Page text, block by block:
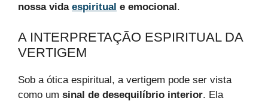
nossa vida espiritual e emocional .
A INTERPRETAÇÃO ESPIRITUAL DA
VERTIGEM
Sob a ótica espiritual, a vertigem pode ser vista
como um sinal de desequilíbrio interior. Ela